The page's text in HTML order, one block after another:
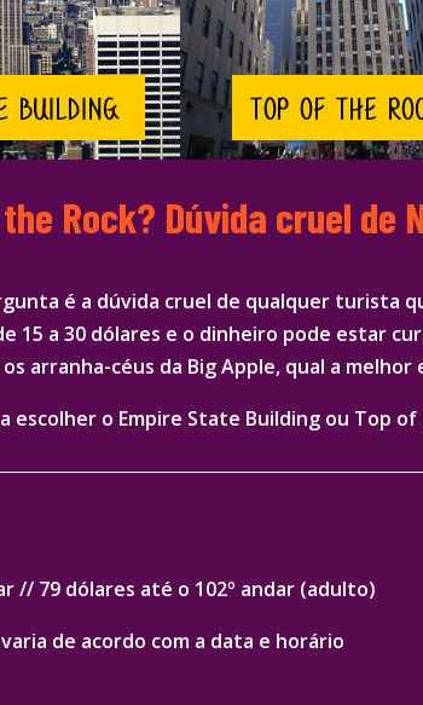
Rock? Dúvida cruel de
é a dúvida cruel de qualquer turista
15 a 30 dólares e o dinheiro pode estar
arranha-céus da Big Apple, qual a melhor
escolher o Empire State Building ou Top of
// 79 dólares até o 102º andar (adulto)
de acordo com a data e horário